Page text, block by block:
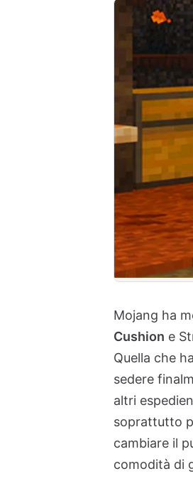
Mojang ha
Cushion e
Quella che
sedere
altri
soprattutto
cambiare il
comodità di